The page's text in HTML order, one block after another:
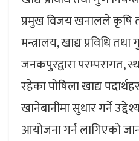
प्रमुख विजय खनालले कृषि
मन्त्रालय, खाद्य प्रविधि
जनकपुरद्वारा परम्परागत,
रहेका पोषिला खाद्य
खानेबानीमा सुधार गर्ने
आयोजना गर्न लागिएको